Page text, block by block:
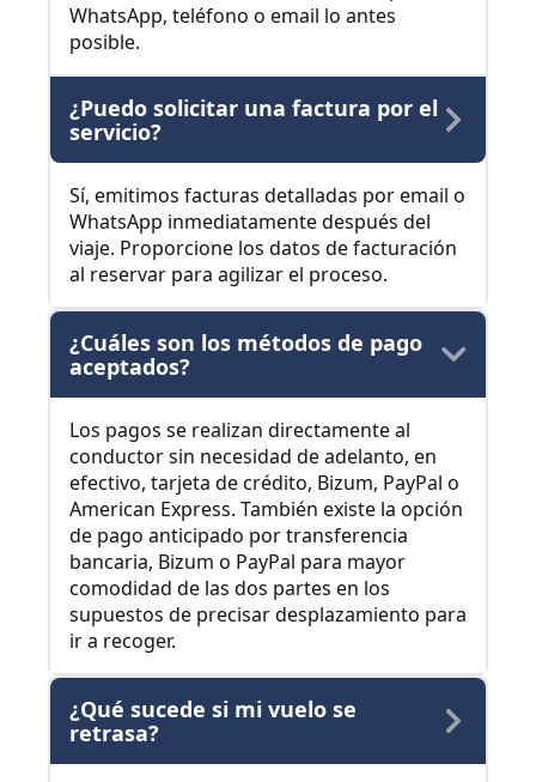
WhatsApp, teléfono o email lo antes
posible.
¿Puedo solicitar una factura por el
servicio?
Sí, emitimos facturas detalladas por email o
WhatsApp inmediatamente después del
viaje. Proporcione los datos de facturación
al reservar para agilizar el proceso.
¿Cuáles son los métodos de pago
aceptados?
Los pagos se realizan directamente al
conductor sin necesidad de adelanto, en
efectivo, tarjeta de crédito, Bizum, PayPal o
American Express. También existe la opción
de pago anticipado por transferencia
bancaria, Bizum o PayPal para mayor
comodidad de las dos partes en los
supuestos de precisar desplazamiento para
ir a recoger.
¿Qué sucede si mi vuelo se
retrasa?